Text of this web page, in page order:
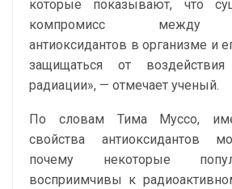
которые показывают, что
компромисс между
антиоксидантов в организме и
защищаться от
радиации», — отмечает ученый.
По словам Тима Муссо,
свойства антиоксидантов
почему некоторые
восприимчивы к